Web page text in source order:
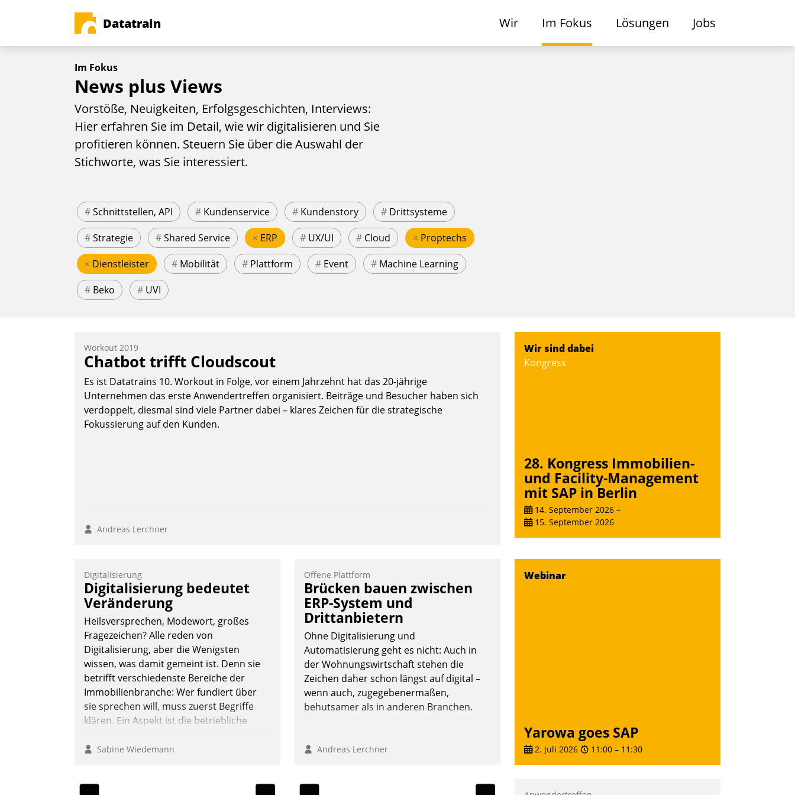
Datatrain Wir Im Fokus Lösungen Jobs
Im Fokus
News plus Views
Vorstöße, Neuigkeiten, Erfolgsgeschichten, Interviews:
Hier erfahren Sie im Detail, wie wir digitalisieren und Sie
profitieren können. Steuern Sie über die Auswahl der
Stichworte, was Sie interessiert.
#Schnittstellen, API # Kundenservice # Kundenstory # Drittsysteme
#Strategie #Shared Service × ERP # UX/UI # Cloud × Proptechs
× Dienstleister # Mobilität # Plattform # Event # Machine Learning
# Beko # UVI
Workout 2019
Chatbot trifft Cloudscout
Es ist Datatrains 10. Workout in Folge, vor einem Jahrzehnt hat das 20-jährige
Unternehmen das erste Anwendertreffen organisiert. Beiträge und Besucher haben sich
verdoppelt, diesmal sind viele Partner dabei – klares Zeichen für die strategische
Fokussierung auf den Kunden.
Andreas Lerchner
Wir sind dabei
Kongress
28. Kongress Immobilien-
und Facility-Management
mit SAP in Berlin
14. September 2026 –
15. September 2026
Digitalisierung
Digitalisierung bedeutet
Veränderung
Heilsversprechen, Modewort, großes
Fragezeichen? Alle reden von
Digitalisierung, aber die Wenigsten
wissen, was damit gemeint ist. Denn sie
betrifft verschiedenste Bereiche der
Immobilienbranche: Wer fundiert über
sie sprechen will, muss zuerst Begriffe
klären. Ein Aspekt ist die betriebliche
ermöglichen große Einsparungen durch
Sabine Wiedemann
Offene Plattform
Brücken bauen zwischen
ERP-System und
Drittanbietern
Ohne Digitalisierung und
Automatisierung geht es nicht: Auch in
der Wohnungswirtschaft stehen die
Zeichen daher schon längst auf digital –
wenn auch, zugegebenermaßen,
behutsamer als in anderen Branchen.
Andreas Lerchner
Webinar
Yarowa goes SAP
2. Juli 2026 11:00 – 11:30